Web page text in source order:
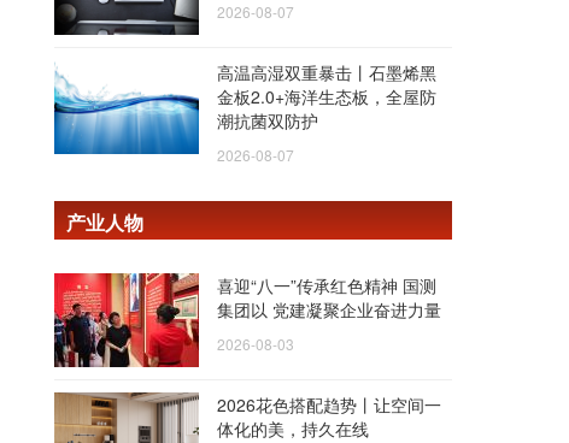
2026-08-07
高温高湿双重暴击丨石墨烯黑
金板2.0+海洋生态板，全屋防
潮抗菌双防护
2026-08-07
产业人物
喜迎“八一”传承红色精神 国测
集团以 党建凝聚企业奋进力量
2026-08-03
2026花色搭配趋势丨让空间一
体化的美，持久在线